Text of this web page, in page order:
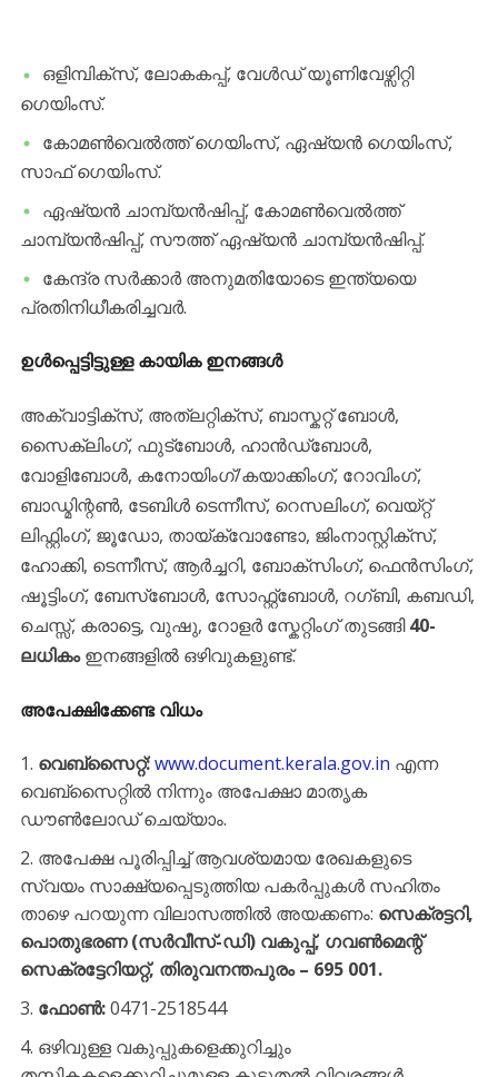
​ഒളിമ്പിക്സ്, ലോകകപ്പ്, വേൾഡ് യൂണിവേഴ്സിറ്റി
ഗെയിംസ്.
​കോമൺവെൽത്ത് ഗെയിംസ്, ഏഷ്യൻ ഗെയിംസ്,
സാഫ് ഗെയിംസ്.
​ഏഷ്യൻ ചാമ്പ്യൻഷിപ്പ്, കോമൺവെൽത്ത്
ചാമ്പ്യൻഷിപ്പ്, സൗത്ത് ഏഷ്യൻ ചാമ്പ്യൻഷിപ്പ്.
​കേന്ദ്ര സർക്കാർ അനുമതിയോടെ ഇന്ത്യയെ
പ്രതിനിധീകരിച്ചവർ.
​ഉൾപ്പെട്ടിട്ടുള്ള കായിക ഇനങ്ങൾ
​അക്വാട്ടിക്സ്, അത്‌ലറ്റിക്സ്, ബാസ്കറ്റ് ബോൾ,
സൈക്ലിംഗ്, ഫുട്ബോൾ, ഹാൻഡ്‌ബോൾ,
വോളിബോൾ, കനോയിംഗ്/കയാക്കിംഗ്, റോവിംഗ്,
ബാഡ്മിന്റൺ, ടേബിൾ ടെന്നീസ്, റെസലിംഗ്, വെയ്റ്റ്
ലിഫ്റ്റിംഗ്, ജൂഡോ, തായ്‌ക്വോണ്ടോ, ജിംനാസ്റ്റിക്സ്,
ഹോക്കി, ടെന്നീസ്, ആർച്ചറി, ബോക്സിംഗ്, ഫെൻസിംഗ്,
ഷൂട്ടിംഗ്, ബേസ്ബോൾ, സോഫ്റ്റ്ബോൾ, റഗ്ബി, കബഡി,
ചെസ്സ്, കരാട്ടെ, വുഷു, റോളർ സ്കേറ്റിംഗ് തുടങ്ങി40-
ലധികംഇനങ്ങളിൽ ഒഴിവുകളുണ്ട്.
​അപേക്ഷിക്കേണ്ട വിധം
വെബ്സൈറ്റ്:www.document.kerala.gov.in എന്ന
വെബ്സൈറ്റിൽ നിന്നും അപേക്ഷാ മാതൃക
ഡൗൺലോഡ് ചെയ്യാം.
​അപേക്ഷ പൂരിപ്പിച്ച് ആവശ്യമായ രേഖകളുടെ
സ്വയം സാക്ഷ്യപ്പെടുത്തിയ പകർപ്പുകൾ സഹിതം
താഴെ പറയുന്ന വിലാസത്തിൽ അയക്കണം: ​ സെക്രട്ടറി,
പൊതുഭരണ (സർവീസ്-ഡി) വകുപ്പ്, ഗവൺമെന്റ്
സെക്രട്ടേറിയറ്റ്, തിരുവനന്തപുരം – 695 001.
ഫോൺ:0471-2518544
​ഒഴിവുള്ള വകുപ്പുകളെക്കുറിച്ചും